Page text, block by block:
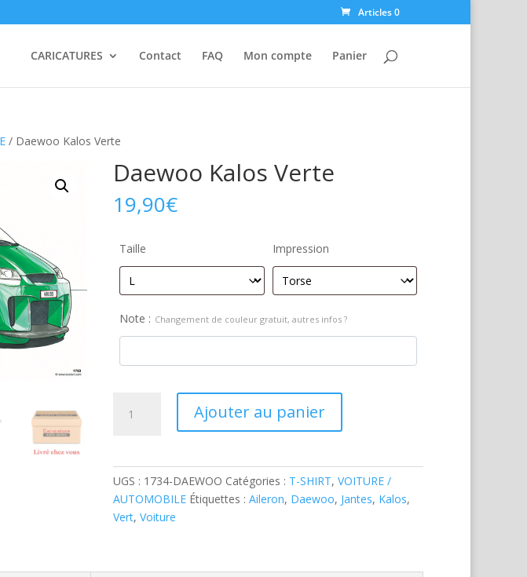
Articles 0
CARICATURES Contact FAQ Mon compte Panier
/ Daewoo Kalos Verte
Daewoo Kalos Verte
19,90€
Taille Impression
Note : Changement de couleur gratuit, autres infos ?
Ajouter au panier
UGS : 1734-DAEWOO Catégories : T-SHIRT,VOITURE /
AUTOMOBILE Étiquettes :Aileron, Daewoo, Jantes, Kalos,
Vert,Voiture